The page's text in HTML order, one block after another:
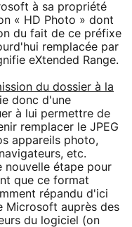
à sa propriété
« HD Photo » dont
du fait de ce préfixe
remplacée par
eXtended Range.
du dossier à la
donc d'une
à lui permettre de
remplacer le JPEG
appareils photo,
etc.
étape pour
que ce format
répandu d'ici
Microsoft auprès des
du logiciel (on